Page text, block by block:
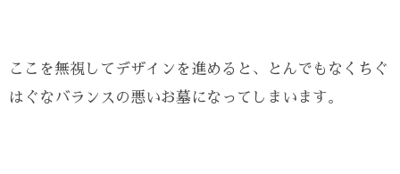
ここを無視してデザインを進めると、とんでもなくちぐ
はぐなバランスの悪いお墓になってしまいます。